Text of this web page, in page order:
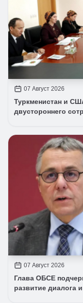
07 Август 2026
Туркменистан и
двустороннего
07 Август 2026
Глава ОБСЕ
развитие диалога